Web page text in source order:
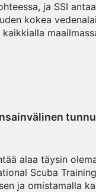
ja SSI
kokea
kaikkialla
alaa täysin
Scuba
ja omistamalla